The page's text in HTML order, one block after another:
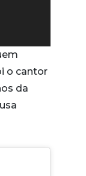
o cantor
da